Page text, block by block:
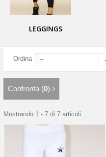
LEGGINGS
Ordina --
Confronta (0)
Mostrando 1 - 7 di 7 articoli